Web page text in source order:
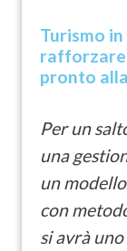
Turismo
pronto
Per un
una
un
con
si avrà